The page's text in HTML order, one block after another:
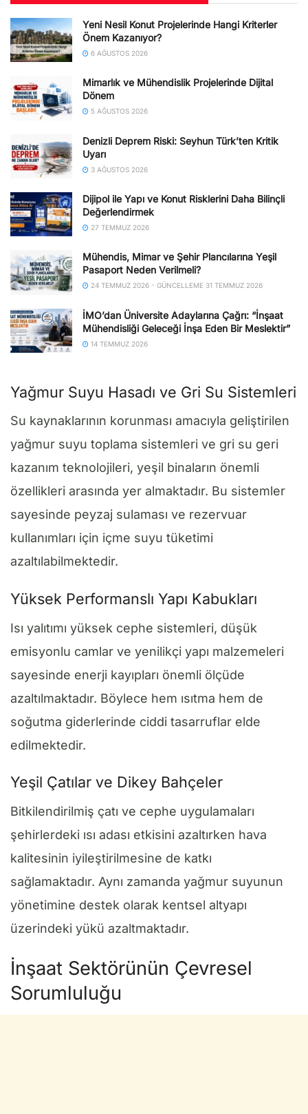
Yeni Nesil Konut Projelerinde Hangi Kriterler
Önem Kazanıyor?
6 AĞUSTOS 2026
Mimarlık ve Mühendislik Projelerinde Dijital
Dönem
5 AĞUSTOS 2026
Denizli Deprem Riski: Seyhun Türk’ten Kritik
Uyarı
3 AĞUSTOS 2026
Dijipol ile Yapı ve Konut Risklerini Daha Bilinçli
Değerlendirmek
27 TEMMUZ 2026
Mühendis, Mimar ve Şehir Plancılarına Yeşil
Pasaport Neden Verilmeli?
24 TEMMUZ 2026 - GÜNCELLEME 31 TEMMUZ 2026
İMO’dan Üniversite Adaylarına Çağrı: “İnşaat
Mühendisliği Geleceği İnşa Eden Bir Meslektir”
14 TEMMUZ 2026
Yağmur Suyu Hasadı ve Gri Su Sistemleri
Su kaynaklarının korunması amacıyla geliştirilen
yağmur suyu toplama sistemleri ve gri su geri
kazanım teknolojileri, yeşil binaların önemli
özellikleri arasında yer almaktadır. Bu sistemler
sayesinde peyzaj sulaması ve rezervuar
kullanımları için içme suyu tüketimi
azaltılabilmektedir.
Yüksek Performanslı Yapı Kabukları
Isı yalıtımı yüksek cephe sistemleri, düşük
emisyonlu camlar ve yenilikçi yapı malzemeleri
sayesinde enerji kayıpları önemli ölçüde
azaltılmaktadır. Böylece hem ısıtma hem de
soğutma giderlerinde ciddi tasarruflar elde
edilmektedir.
Yeşil Çatılar ve Dikey Bahçeler
Bitkilendirilmiş çatı ve cephe uygulamaları
şehirlerdeki ısı adası etkisini azaltırken hava
kalitesinin iyileştirilmesine de katkı
sağlamaktadır. Aynı zamanda yağmur suyunun
yönetimine destek olarak kentsel altyapı
üzerindeki yükü azaltmaktadır.
İnşaat Sektörünün Çevresel
Sorumluluğu